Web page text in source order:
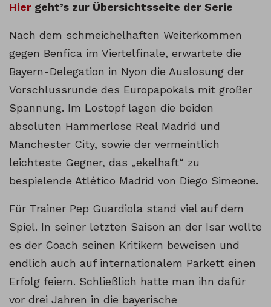
Hier geht’s zur Übersichtsseite der Serie
Nach dem schmeichelhaften Weiterkommen
gegen Benfica im Viertelfinale, erwartete die
Bayern-Delegation in Nyon die Auslosung der
Vorschlussrunde des Europapokals mit großer
Spannung. Im Lostopf lagen die beiden
absoluten Hammerlose Real Madrid und
Manchester City, sowie der vermeintlich
leichteste Gegner, das „ekelhaft“ zu
bespielende Atlético Madrid von Diego Simeone.
Für Trainer Pep Guardiola stand viel auf dem
Spiel. In seiner letzten Saison an der Isar wollte
es der Coach seinen Kritikern beweisen und
endlich auch auf internationalem Parkett einen
Erfolg feiern. Schließlich hatte man ihn dafür
vor drei Jahren in die bayerische